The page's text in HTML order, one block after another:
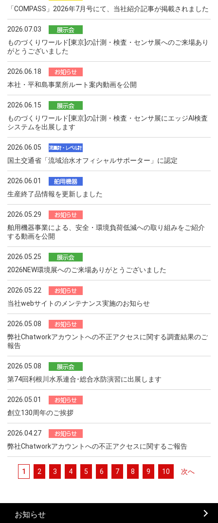
「COMPASS」2026年7月号にて、当社紹介記事が掲載されました
2026.07.03
ものづくりワールド[東京]の計測・検査・センサ展へのご来場あり
がとうございました
2026.06.18
本社・平和島事業所ルート案内動画を公開
2026.06.15
ものづくりワールド[東京]の計測・検査・センサ展にエッジAI検査
システムを出展します
2026.06.05
国土交通省「流域治水オフィシャルサポーター」に認定
2026.06.01
生産終了品情報を更新しました
2026.05.29
舶用機器事業による、安全・環境負荷低減への取り組みをご紹介
する動画を公開
2026.05.25
2026NEW環境展へのご来場ありがとうございました
2026.05.22
当社webサイトのメンテナンス実施のお知らせ
2026.05.08
弊社Chatworkアカウントへの不正アクセスに関する調査結果のご
報告
2026.05.08
第74回利根川水系連合･総合水防演習に出展します
2026.05.01
創立130周年のご挨拶
2026.04.27
弊社Chatworkアカウントへの不正アクセスに関するご報告
1 2 3 4 5 6 7 8 9 10 次へ
お知らせ